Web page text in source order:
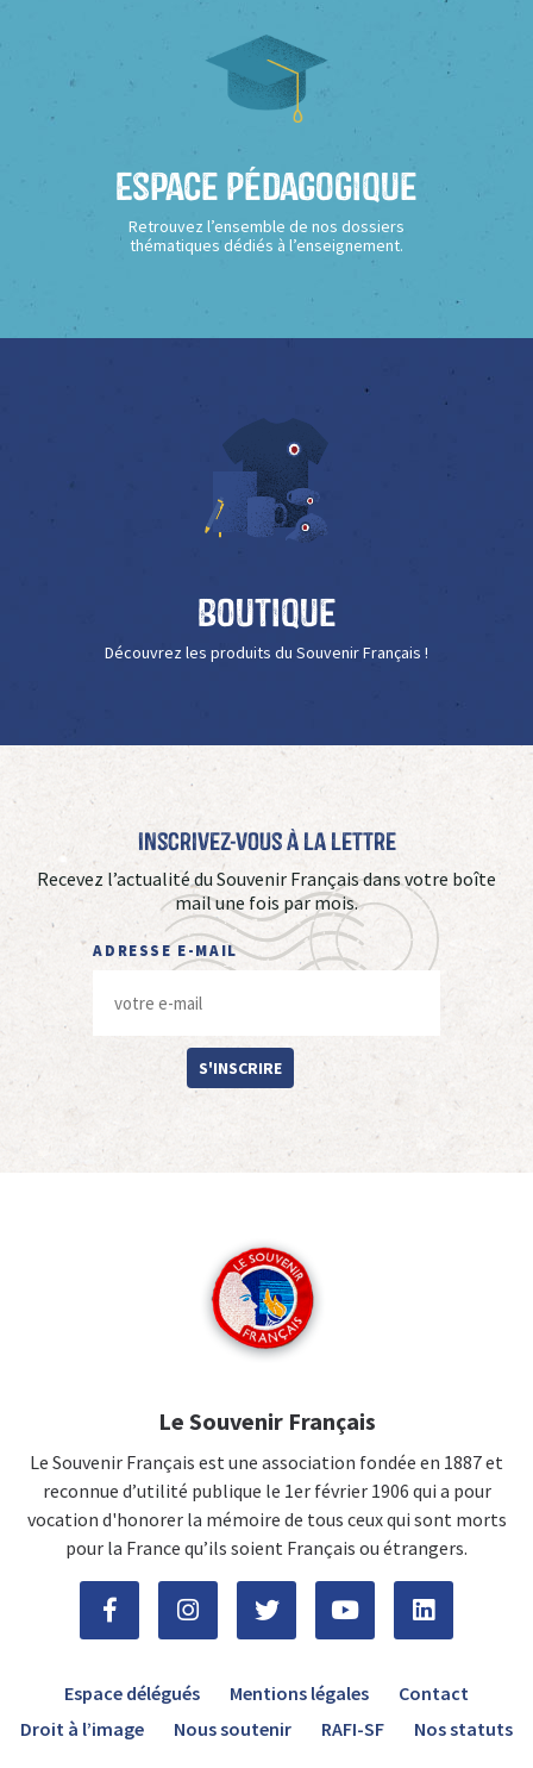
Espace Pédagogique
Retrouvez l’ensemble de nos dossiers
thématiques dédiés à l’enseignement.
Boutique
Découvrez les produits du Souvenir Français !
Inscrivez-vous à La Lettre
Recevez l’actualité du Souvenir Français dans votre boîte
mail une fois par mois.
ADRESSE E-MAIL
S'INSCRIRE
Le Souvenir Français
Le Souvenir Français est une association fondée en 1887 et
reconnue d’utilité publique le 1er février 1906 qui a pour
vocation d'honorer la mémoire de tous ceux qui sont morts
pour la France qu’ils soient Français ou étrangers.
Espace délégués Mentions légales
Contact
Droit à l’image
Nous soutenir RAFI-SF Nos statuts